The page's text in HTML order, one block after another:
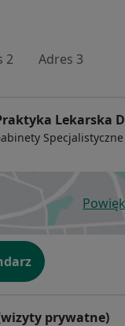
2 Adres 3
Lekarska
prywatne)